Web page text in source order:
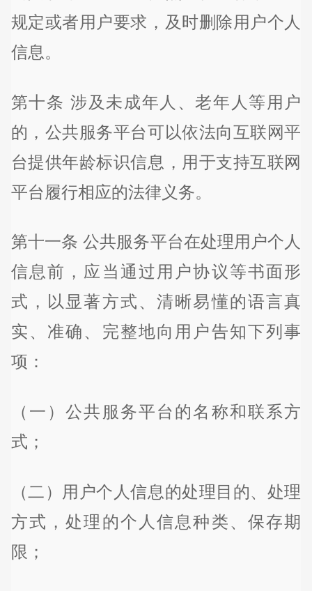
规定或者用户要求，及时删除用户个人
信息。
第十条 涉及未成年人、老年人等用户
的，公共服务平台可以依法向互联网平
台提供年龄标识信息，用于支持互联网
平台履行相应的法律义务。
第十一条 公共服务平台在处理用户个人
信息前，应当通过用户协议等书面形
式，以显著方式、清晰易懂的语言真
实、准确、完整地向用户告知下列事
项：
（一）公共服务平台的名称和联系方
式；
（二）用户个人信息的处理目的、处理
方式，处理的个人信息种类、保存期
限；